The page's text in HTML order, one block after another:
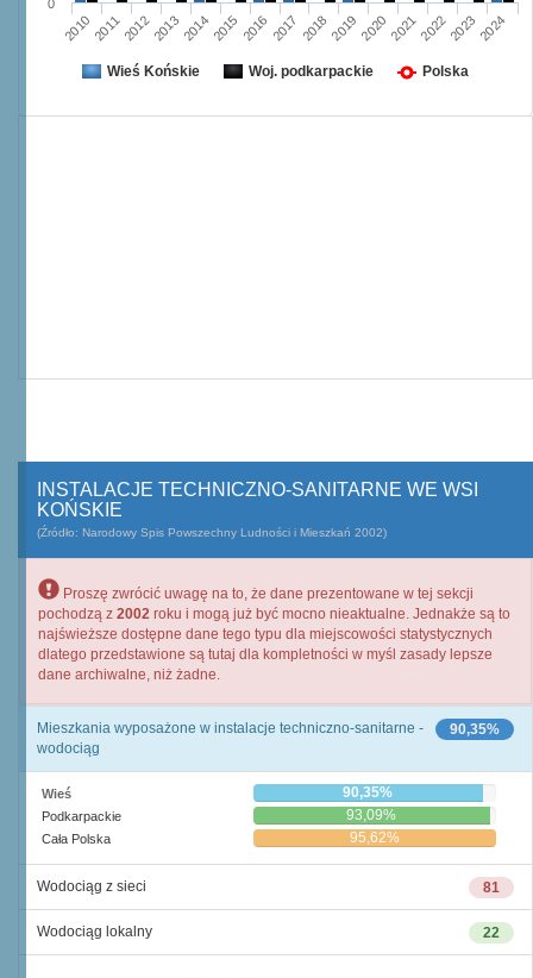
201020112012201320142015 2016 2017 2018201920202021202220232024
0
Wieś Końskie Woj. podkarpackie Polska
INSTALACJE TECHNICZNO-SANITARNE WE WSI
KOŃSKIE
(Źródło: Narodowy Spis Powszechny Ludności i Mieszkań 2002)
Proszę zwrócić uwagę na to, że dane prezentowane w tej sekcji
pochodzą z 2002 roku i mogą już być mocno nieaktualne. Jednakże są to
najświeższe dostępne dane tego typu dla miejscowości statystycznych
dlatego przedstawione są tutaj dla kompletności w myśl zasady lepsze
dane archiwalne, niż żadne.
90,35%
Mieszkania wyposażone w instalacje techniczno-sanitarne -
wodociąg
Wieś 90,35%
Podkarpackie 93,09%
Cała Polska 95,62%
81
Wodociąg z sieci
22
Wodociąg lokalny